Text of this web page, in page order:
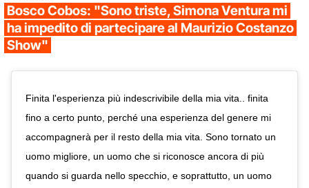
Bosco Cobos: "Sono triste, Simona Ventura mi
ha impedito di partecipare al Maurizio Costanzo
Show"
Finita l'esperienza più indescrivibile della mia vita.. finita
fino a certo punto, perché una esperienza del genere mi
accompagnerà per il resto della mia vita. Sono tornato un
uomo migliore, un uomo che si riconosce ancora di più
quando si guarda nello specchio, e soprattutto, un uomo